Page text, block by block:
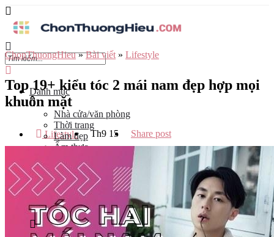
Danh mục
Nhà cửa/văn phòng
Thời trang
Làm đẹp
Ẩm thực
Đào tạo
Mẹ và bé
Du lịch
Kinh Doanh
Tỉnh
ChonThuongHieu»Bài viết » Lifestyle
Top 19+ kiểu tóc 2 mái nam đẹp hợp mọi
khuôn mặt
Lifestyle Th9 15 Share post